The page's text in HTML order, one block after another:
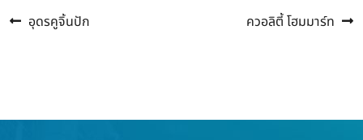
แนะแนว
Previous
อุดรคูจิ้นปัก
Next
ควอลิตี้ โฮมมาร์ท